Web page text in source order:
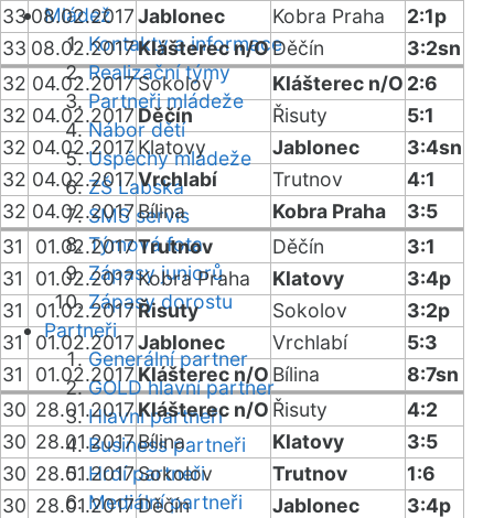
Mládež
Kontakty a informace
Realizační týmy
Partneři mládeže
Nábor dětí
Úspěchy mládeže
ZŠ Labská
SMS servis
Týmová fota
Zápasy juniorů
Zápasy dorostu
Partneři
Generální partner
GOLD hlavní partner
Hlavní partneři
Business partneři
Hrdí partneři
Mediální partneři
33 08.02.2017Jablonec Kobra Praha
2:1p
33 08.02.2017Klášterec n/ODěčín
3:2sn
32 04.02.2017Sokolov Klášterec n/O 2:6
32 04.02.2017 Děčín Řisuty
5:1
32 04.02.2017 Klatovy Jablonec
3:4sn
32 04.02.2017Vrchlabí Trutnov
4:1
32 04.02.2017Bílina Kobra Praha
3:5
31
01.02.2017Trutnov Děčín
3:1
31
01.02.2017Kobra Praha Klatovy
3:4p
31
01.02.2017Řisuty Sokolov
3:2p
31
01.02.2017Jablonec Vrchlabí
5:3
31
01.02.2017 Klášterec n/O Bílina
8:7sn
30 28.01.2017Klášterec n/O Řisuty
4:2
30 28.01.2017Bílina Klatovy
3:5
30 28.01.2017Sokolov Trutnov
1:6
30 28.01.2017Děčín Jablonec
3:4p